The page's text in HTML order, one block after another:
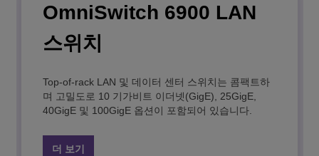
OmniSwitch 6900 LAN
스위치
Top-of-rack LAN 및 데이터 센터 스위치는 콤팩트하
며 고밀도로 10 기가비트 이더넷(GigE), 25GigE,
40GigE 및 100GigE 옵션이 포함되어 있습니다.
더 보기
OmniVista Cirrus
Manage and monitor your entire network
management system.
더 보기
OmniVista 2500
Network Management
System
Get cohesive management and network-wide